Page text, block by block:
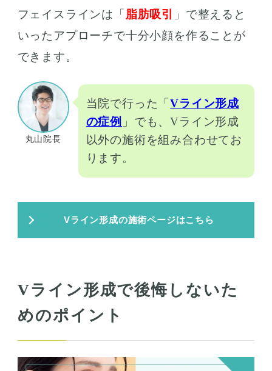
フェイスラインは「 脂肪吸引
」で整えると
いったアプローチで十分小顔を作ることが
できます。
丸山院長
当院で行った「Vライン形成
の症例 」でも、Vライン形成
以外の施術を組み合わせてお
ります。
Vライン形成の施術ページはこちら
Vライン形成で後悔しないた
めのポイント